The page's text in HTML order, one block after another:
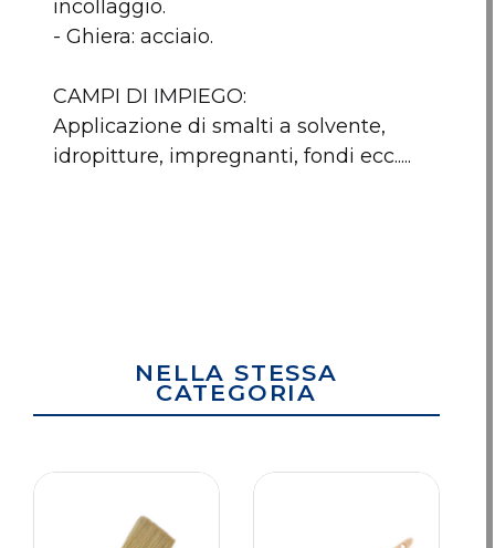
incollaggio.
- Ghiera: acciaio.
CAMPI DI IMPIEGO:
Applicazione di smalti a solvente,
idropitture, impregnanti, fondi ecc.....
NELLA STESSA
CATEGORIA